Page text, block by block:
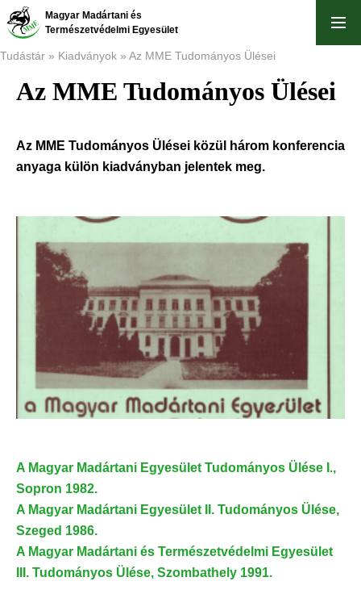
Ugrás
tartalomra
Magyar Madártani és
Természetvédelmi Egyesület
Morzsa
Tudástár Kiadványok Az MME Tudományos Ülései
Az MME Tudományos Ülései
Az MME Tudományos Ülései közül három konferencia
anyaga külön kiadványban jelentek meg.
A Magyar Madártani Egyesület Tudományos Ülése I.,
Sopron 1982.
A Magyar Madártani Egyesület II. Tudományos Ülése,
Szeged 1986.
A Magyar Madártani és Természetvédelmi Egyesület
III. Tudományos Ülése, Szombathely 1991.